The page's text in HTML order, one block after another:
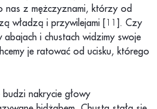
nas z mężczyznami, którzy od
władzą i przywilejami [11]. Czy
abajach i chustach widzimy swoje
je ratować od ucisku, którego
nakrycie głowy